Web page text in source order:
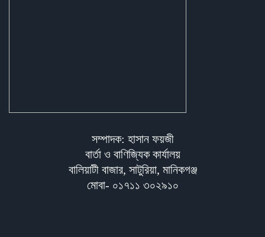
সম্পাদক: হাসান ফয়জী
বার্তা ও বাণিজ্যিক কার্যালয়
বালিয়াটী বাজার, সাটুরিয়া, মানিকগঞ্জ
মোবা- ০১৭১১ ৩০২৯১০